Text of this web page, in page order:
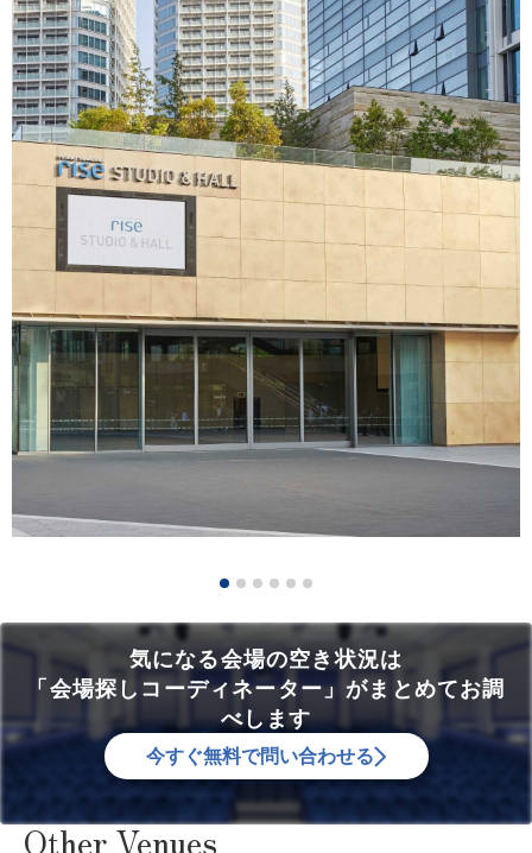
気になる会場の空き状況は
「会場探しコーディネーター」がまとめてお調
べします
今すぐ無料で問い合わせる
Other Venues